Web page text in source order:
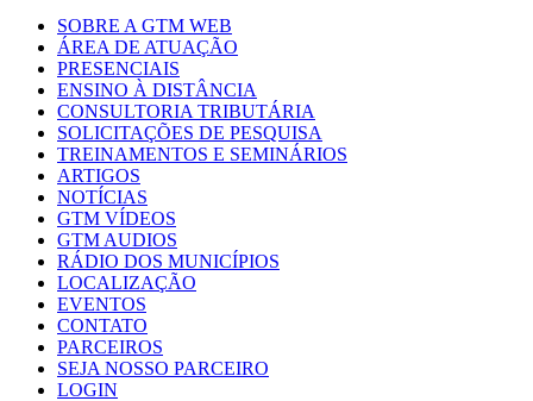
SOBRE A GTM WEB
ÁREA DE ATUAÇÃO
PRESENCIAIS
ENSINO À DISTÂNCIA
CONSULTORIA TRIBUTÁRIA
SOLICITAÇÕES DE PESQUISA
TREINAMENTOS E SEMINÁRIOS
ARTIGOS
NOTÍCIAS
GTM VÍDEOS
GTM AUDIOS
RÁDIO DOS MUNICÍPIOS
LOCALIZAÇÃO
EVENTOS
CONTATO
PARCEIROS
SEJA NOSSO PARCEIRO
LOGIN